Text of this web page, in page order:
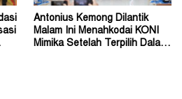
Antonius Kemong Dilantik
Malam Ini Menahkodai KONI
Mimika Setelah Terpilih Dalam